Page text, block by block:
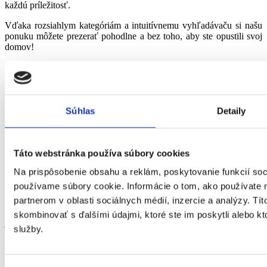
Súhlas Detaily
Táto webstránka používa súbory cookies
Na prispôsobenie obsahu a reklám, poskytovanie funkcií
používame súbory cookie. Informácie o tom, ako používate
partnerom v oblasti sociálnych médií, inzercie a analýzy.
skombinovať s ďalšími údajmi, ktoré ste im poskytli alebo
služby.
každú príležitosť.
Vďaka rozsiahlym kategóriám a intuitívnemu vyhľadávaču si našu
ponuku môžete prezerať pohodlne a bez toho, aby ste opustili svoj
domov!
najnovšie kolekcie prispôsobené sezónnym poveternostným
podmienkam. Zimné oblečenie vás udrží v teple a pohodlí pri
akejkoľvek aktivite. Nájdete u nás aj výborné jesenné oblečenie,
ktoré zaručí módny look v škole i na univerzite, a čo viac, ochráni
vás pred chladom na ceste do práce či stretnutia s priateľmi.
Letné oblečenie je vyrobené z ľahkých a vzdušných materiálov a
jarné oblečenie je ozvláštnené rôznymi farbami. V každom ročnom
období môžete siahnuť po našej nadčasovej klasike alebo oblečení,